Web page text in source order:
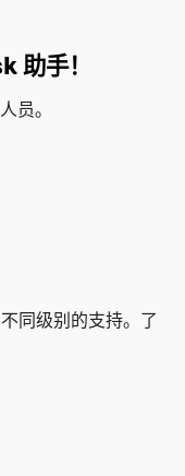
助手！
员。
同级别的支持。了